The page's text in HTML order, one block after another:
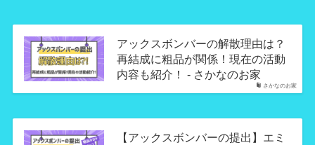
さかなのお家
アックスボンバーの解散理由は？
再結成に粗品が関係！現在の活動
内容も紹介！ - さかなのお家
【アックスボンバーの提出】エミ